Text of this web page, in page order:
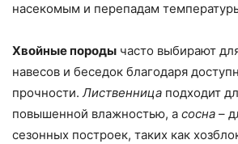
насекомым и перепадам
Хвойные породы часто выбирают
навесов и беседок благодаря
прочности.Лиственница подходит
повышенной влажностью, а сосна –
сезонных построек, таких как